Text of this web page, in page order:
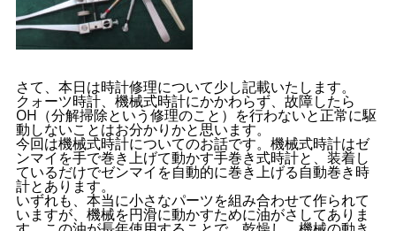
さて、本日は時計修理について少し記載いたします。
クォーツ時計、機械式時計にかかわらず、故障したら
OH（分解掃除という修理のこと）を行わないと正常に駆
動しないことはお分かりかと思います。
今回は機械式時計についてのお話です。機械式時計はゼ
ンマイを手で巻き上げて動かす手巻き式時計と、装着し
ているだけでゼンマイを自動的に巻き上げる自動巻き時
計とあります。
いずれも、本当に小さなパーツを組み合わせて作られて
いますが、機械を円滑に動かすために油がさしてありま